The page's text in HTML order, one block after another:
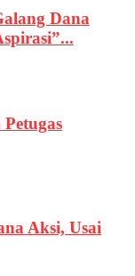
Dana
Aksi, Usai